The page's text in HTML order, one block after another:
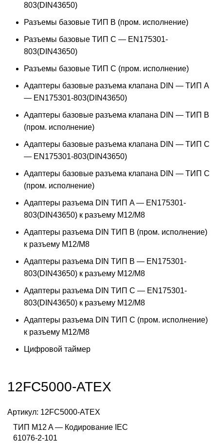
803(DIN43650)
Разъемы базовые ТИП В (пром. исполнение)
Разъемы базовые ТИП C — EN175301-
803(DIN43650)
Разъемы базовые ТИП C (пром. исполнение)
Адаптеры базовые разъема клапана DIN — ТИП A
— EN175301-803(DIN43650)
Адаптеры базовые разъема клапана DIN — ТИП B
(пром. исполнение)
Адаптеры базовые разъема клапана DIN — ТИП C
— EN175301-803(DIN43650)
Адаптеры базовые разъема клапана DIN — ТИП C
(пром. исполнение)
Адаптеры разъема DIN ТИП A — EN175301-
803(DIN43650) к разъему M12/M8
Адаптеры разъема DIN ТИП B (пром. исполнение)
к разъему M12/M8
Адаптеры разъема DIN ТИП B — EN175301-
803(DIN43650) к разъему M12/M8
Адаптеры разъема DIN ТИП C — EN175301-
803(DIN43650) к разъему M12/M8
Адаптеры разъема DIN ТИП C (пром. исполнение)
к разъему M12/M8
Цифровой таймер
12FC5000-ATEX
Артикул: 12FC5000-ATEX
ТИП M12 A — Кодирование IEC
61076-2-101